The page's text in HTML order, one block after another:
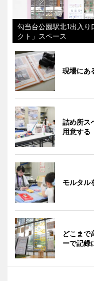
勾当台公園駅北1出入り
クト」スペース
現場にあ
詰め所ス
用意する
モルタル
どこま
ーで記録